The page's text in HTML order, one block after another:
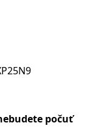
počuť